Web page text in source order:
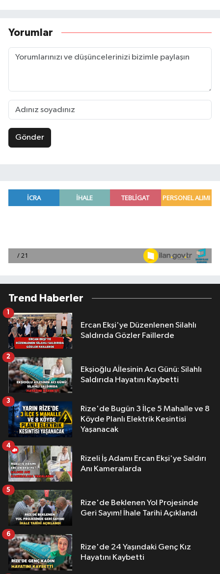
Yorumlar
Gönder
Trend Haberler
Ercan Ekşi'ye Düzenlenen Silahlı
Saldırıda Gözler Faillerde
1
Ekşioğlu Aİlesinin Acı Günü: Silahlı
Saldırıda Hayatını Kaybetti
2
Rize'de Bugün 3 İlçe 5 Mahalle ve 8
Köyde Planlı Elektrik Kesintisi
Yaşanacak
3
Rizeli İş Adamı Ercan Ekşi'ye Saldırı
Anı Kameralarda
4
Rize'de Beklenen Yol Projesinde
Geri Sayım! İhale Tarihi Açıklandı
5
Rize'de 24 Yaşındaki Genç Kız
Hayatını Kaybetti
6